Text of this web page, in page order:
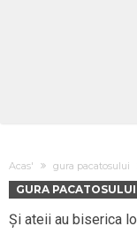
Acas' gura pacatosului
GURA PACATOSULUI
Și ateii au biserica